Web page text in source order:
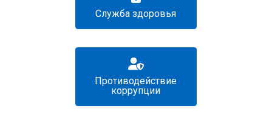
Служба здоровья
Противодействие
коррупции